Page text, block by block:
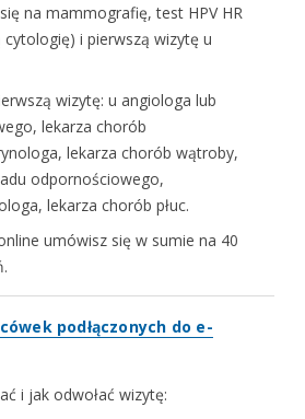
na mammografię, test HPV HR
cytologię) i pierwszą wizytę u
wizytę: u angiologa lub
lekarza chorób
lekarza chorób wątroby,
odpornościowego,
lekarza chorób płuc.
umówisz się w sumie na 40
podłączonych do e-
i jak odwołać wizytę:
dostępne placówki i terminy na
Koniec kłopotów z
do przychodni
i wygodny sposób wyszukasz wolny
samodzielnie i w każdej chwili
lub zmienisz termin bez konieczności
z placówką
dostępnych terminów, możesz
To system, który będzie za
terminu, zawiadomi Cię o
z wizyty
Ci o terminie badania lub